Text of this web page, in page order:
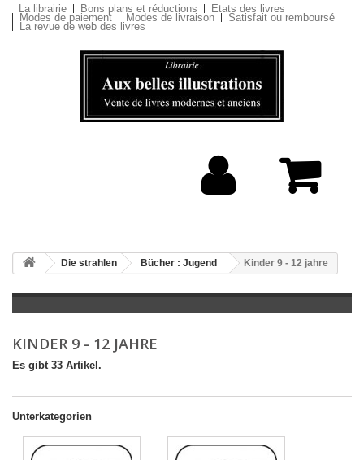
La librairie Bons plans et réductions Etats des livres
Modes de paiement Modes de livraison Satisfait ou remboursé
La revue de web des livres
Die strahlen Bücher : Jugend Kinder 9 - 12 jahre
KINDER 9 - 12 JAHRE
Es gibt 33 Artikel.
Unterkategorien